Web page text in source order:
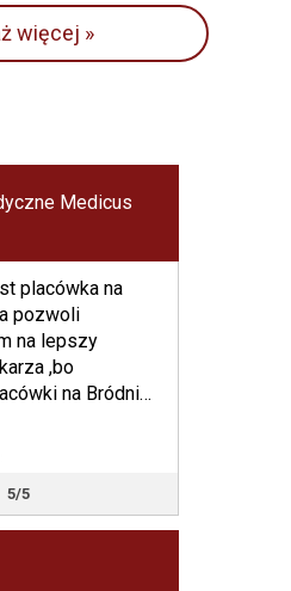
więcej »
Medicus
placówka na
pozwoli
na lepszy
,bo
na Bródnie
5/5